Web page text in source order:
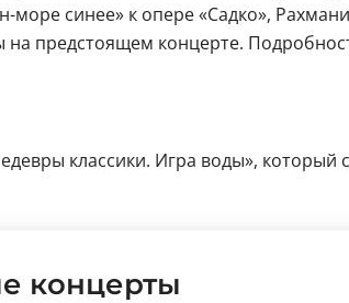
море синее» к опере «Садко»,
предстоящем концерте.
классики. Игра воды», который
концерты